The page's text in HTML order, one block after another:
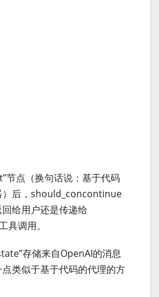
节点（换句话说：基于代码
）后，should_concontinue
给用户还是传递给
具调用。
存储来自OpenAI的消息
类似于基于代码的代理的方